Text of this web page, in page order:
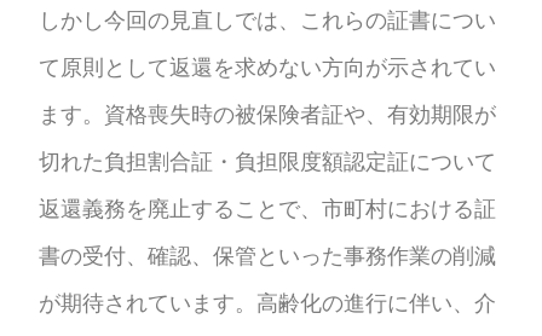
しかし今回の見直しでは、これらの証書につい
て原則として返還を求めない方向が示されてい
ます。資格喪失時の被保険者証や、有効期限が
切れた負担割合証・負担限度額認定証について
返還義務を廃止することで、市町村における証
書の受付、確認、保管といった事務作業の削減
が期待されています。高齢化の進行に伴い、介